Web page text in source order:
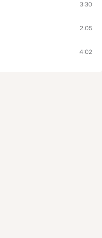
3:30
2:05
4:02